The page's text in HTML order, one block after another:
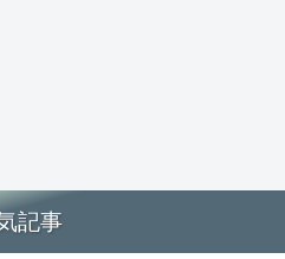
記事